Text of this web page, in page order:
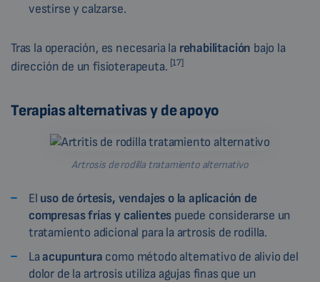
vestirse y calzarse.
Tras la operación, es necesaria la rehabilitación bajo la
dirección de un fisioterapeuta. [17]
Terapias alternativas y de apoyo
Artrosis de rodilla tratamiento alternativo
El uso de órtesis, vendajes o la aplicación de
compresas frías y calientes puede considerarse un
tratamiento adicional para la artrosis de rodilla.
Laacupuntura como método alternativo de alivio del
dolor de la artrosis utiliza agujas finas que un